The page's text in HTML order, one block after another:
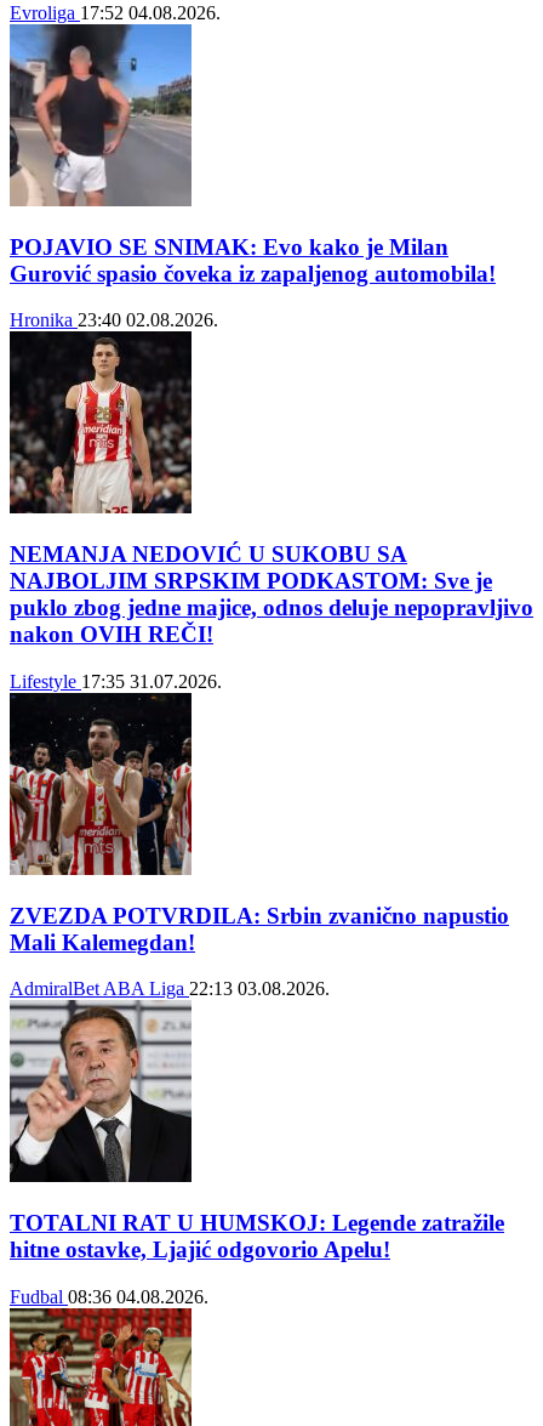
Evroliga 17:52 04.08.2026.
POJAVIO SE SNIMAK: Evo kako je Milan
Gurović spasio čoveka iz zapaljenog automobila!
Hronika 23:40 02.08.2026.
NEMANJA NEDOVIĆ U SUKOBU SA
NAJBOLJIM SRPSKIM PODKASTOM: Sve je
puklo zbog jedne majice, odnos deluje nepopravljivo
nakon OVIH REČI!
Lifestyle 17:35 31.07.2026.
ZVEZDA POTVRDILA: Srbin zvanično napustio
Mali Kalemegdan!
AdmiralBet ABA Liga 22:13 03.08.2026.
TOTALNI RAT U HUMSKOJ: Legende zatražile
hitne ostavke, Ljajić odgovorio Apelu!
Fudbal 08:36 04.08.2026.